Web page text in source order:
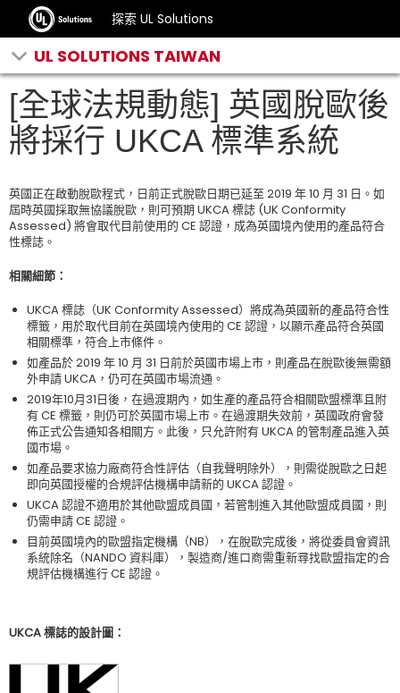
探索 UL Solutions
UL SOLUTIONS TAIWAN
[全球法規動態] 英國脫歐後
將採行 UKCA 標準系統
英國正在啟動脫歐程式，日前正式脫歐日期已延至 2019 年 10 月 31 日。如
屆時英國採取無協議脫歐，則可預期 UKCA 標誌 (UK Conformity
Assessed) 將會取代目前使用的 CE 認證，成為英國境內使用的產品符合
性標誌。
相關細節：
UKCA 標誌（UK Conformity Assessed）將成為英國新的產品符合性
標籤，用於取代目前在英國境內使用的 CE 認證，以顯示產品符合英國
相關標準，符合上市條件。
如產品於 2019 年 10 月 31 日前於英國市場上市，則產品在脫歐後無需額
外申請 UKCA，仍可在英國市場流通。
2019年10月31日後，在過渡期內，如生產的產品符合相關歐盟標準且附
有 CE 標籤，則仍可於英國市場上市。在過渡期失效前，英國政府會發
佈正式公告通知各相關方。此後，只允許附有 UKCA 的管制產品進入英
國市場。
如產品要求協力廠商符合性評估（自我聲明除外），則需從脫歐之日起
即向英國授權的合規評估機構申請新的 UKCA 認證。
UKCA 認證不適用於其他歐盟成員國，若管制進入其他歐盟成員國，則
仍需申請 CE 認證。
目前英國境內的歐盟指定機構（NB），在脫歐完成後，將從委員會資訊
系統除名（NANDO 資料庫），製造商/進口商需重新尋找歐盟指定的合
規評估機構進行 CE 認證。
UKCA 標誌的設計圖：